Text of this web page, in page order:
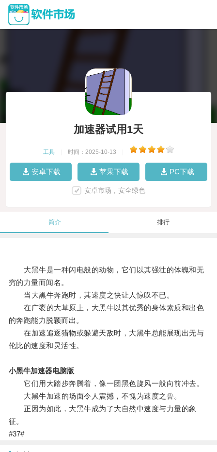
加速器试用1天
工具 时间：2025-10-13
安卓下载 苹果下载 PC下载
安卓市场，安全绿色
简介 排行
大黑牛是一种闪电般的动物，它们以其强壮的体魄和无
穷的力量而闻名。
当大黑牛奔跑时，其速度之快让人惊叹不已。
在广袤的大草原上，大黑牛以其优秀的身体素质和出色
的奔跑能力脱颖而出。
在加速追逐猎物或躲避天敌时，大黑牛总能展现出无与
伦比的速度和灵活性。
小黑牛加速器电脑版
它们用大踏步奔腾着，像一团黑色旋风一般向前冲去。
大黑牛加速的场面令人震撼，不愧为速度之兽。
正因为如此，大黑牛成为了大自然中速度与力量的象
征。
#37#